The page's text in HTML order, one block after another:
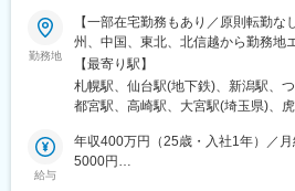
(地下鉄)、六本木一丁目駅、ＪＲ難
之島駅、なにわ橋駅、甘木駅(甘木鉄
駅、久屋大通駅、平沼橋駅、国道駅
ター北駅、勾当台公園駅、本笠寺駅
駅、北１２条駅、あおば通駅、新千
日吉町駅、新浜松駅、名鉄名古屋駅
都河原町駅、三ノ宮駅、西川緑道公
駅、西辛島町駅、市民広場駅、三滝
麻布十番駅、大国町駅、桃山御陵前
勤務地
【一部在宅勤務もあり／原則転勤
州、中国、東北、北信越から勤務地
も歓迎！（引越し代全額負担・家賃
西エリア（大阪、京都、兵庫、奈良
（東京、神奈川、千葉、埼玉、栃木
中国エリア（広島、岡山、愛媛など
ど）■北信越エリア（石川、福井、
【最寄り駅】
札幌駅、仙台駅(地下鉄)、新潟駅、
都宮駅、高崎駅、大宮駅(埼玉県)、
線)、インテック本社前駅、烏丸駅、
路駅、岡山駅、八丁堀駅(広島県)、
給与
年収400万円（25歳・入社1年）／
5000円